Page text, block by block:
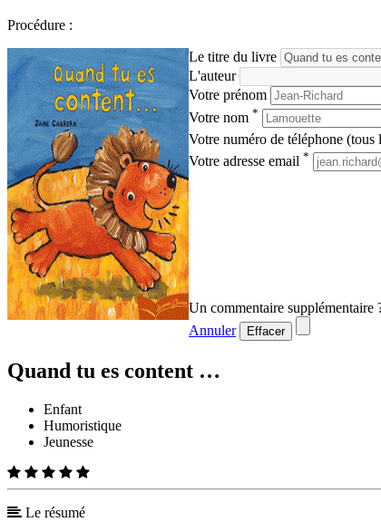
Procédure :
Le titre du livre
L'auteur
Votre prénom
Votre nom *
Votre numéro de téléphone
Votre adresse email *
Un commentaire supplémentaire
Annuler
Effacer
Quand tu es content …
Enfant
Humoristique
Jeunesse
Le résumé